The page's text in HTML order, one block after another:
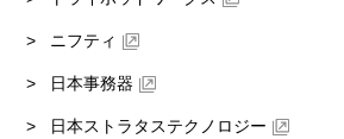
ニフティ
日本事務器
日本ストラタステクノロジー